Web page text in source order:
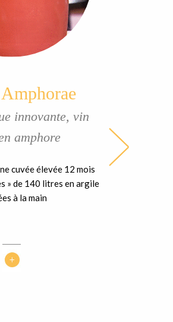
innovante, vin
amphore
cuvée élevée 12 mois
» de 140 litres en argile
à la main